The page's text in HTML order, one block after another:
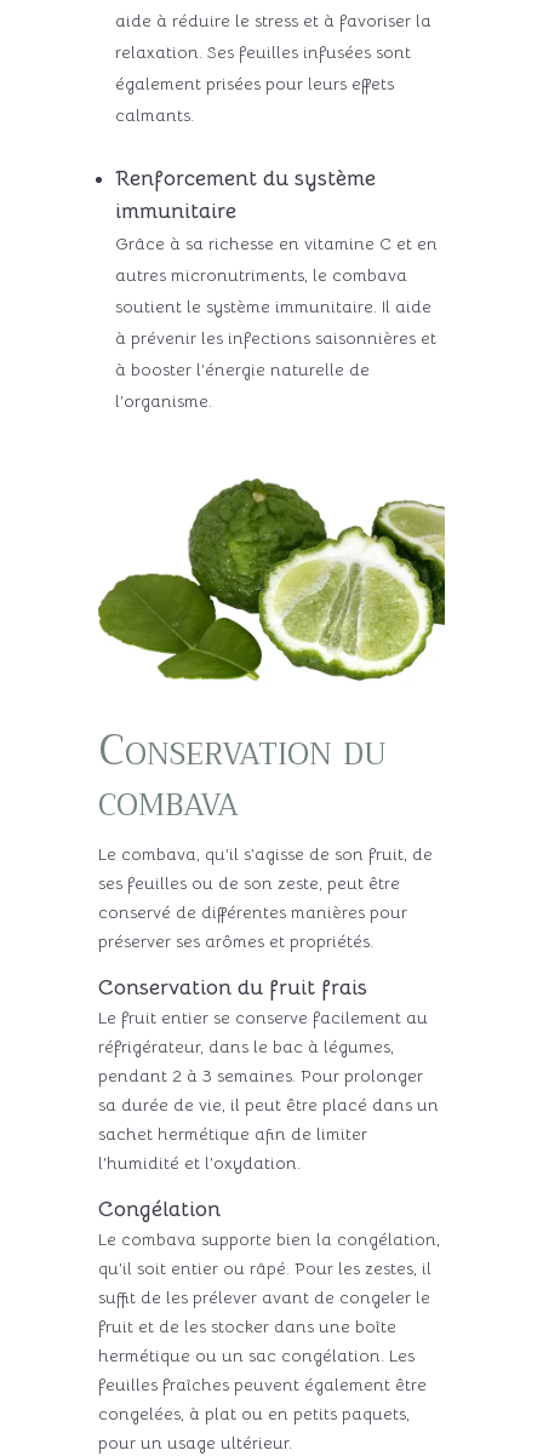
aide à réduire le stress et à favoriser la
relaxation. Ses feuilles infusées sont
également prisées pour leurs effets
calmants.
Renforcement du système
immunitaire
Grâce à sa richesse en vitamine C et en
autres micronutriments, le combava
soutient le système immunitaire. Il aide
à prévenir les infections saisonnières et
à booster l’énergie naturelle de
l’organisme.
Conservation du
combava
Le combava, qu’il s’agisse de son fruit, de
ses feuilles ou de son zeste, peut être
conservé de différentes manières pour
préserver ses arômes et propriétés.
Conservation du fruit frais
Le fruit entier se conserve facilement au
réfrigérateur, dans le bac à légumes,
pendant 2 à 3 semaines. Pour prolonger
sa durée de vie, il peut être placé dans un
sachet hermétique afin de limiter
l’humidité et l’oxydation.
Congélation
Le combava supporte bien la congélation,
qu’il soit entier ou râpé. Pour les zestes, il
suffit de les prélever avant de congeler le
fruit et de les stocker dans une boîte
hermétique ou un sac congélation. Les
feuilles fraîches peuvent également être
congelées, à plat ou en petits paquets,
pour un usage ultérieur.